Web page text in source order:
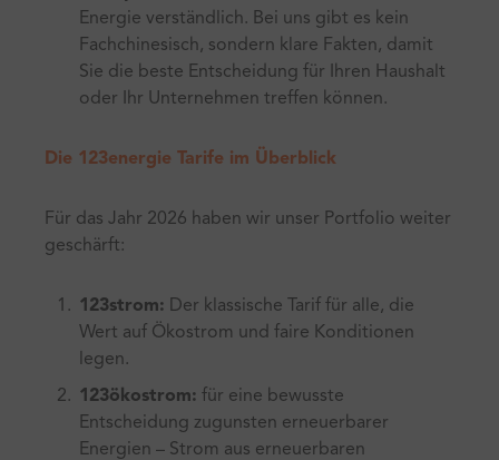
Energie verständlich. Bei uns gibt es kein
Fachchinesisch, sondern klare Fakten, damit
Sie die beste Entscheidung für Ihren Haushalt
oder Ihr Unternehmen treffen können.
Die 123energie Tarife im Überblick
Für das Jahr 2026 haben wir unser Portfolio weiter
geschärft:
123strom: Der klassische Tarif für alle, die
Wert auf Ökostrom und faire Konditionen
legen.
123ökostrom: für eine bewusste
Entscheidung zugunsten erneuerbarer
Energien – Strom aus erneuerbaren